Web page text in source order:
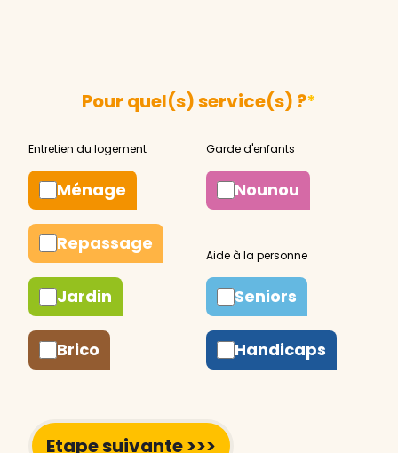
Pour quel(s) service(s) ?*
Ménage
Repassage
Jardin
Brico
Nounou
Seniors
Handicaps